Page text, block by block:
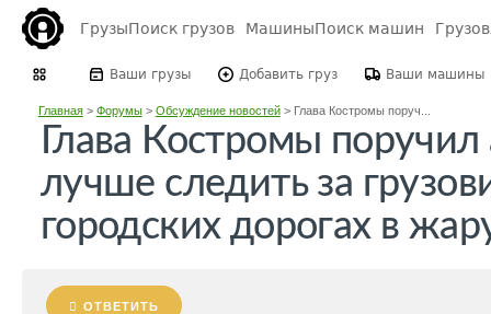
ГрузыПоиск грузов МашиныПоиск машин
Ваши грузы Добавить груз Ваши машины
Главная> Форумы> Обсуждение новостей> Глава Костромы поруч...
Глава Костромы
лучше следить за
городских дорогах в
ОТВЕТИТЬ